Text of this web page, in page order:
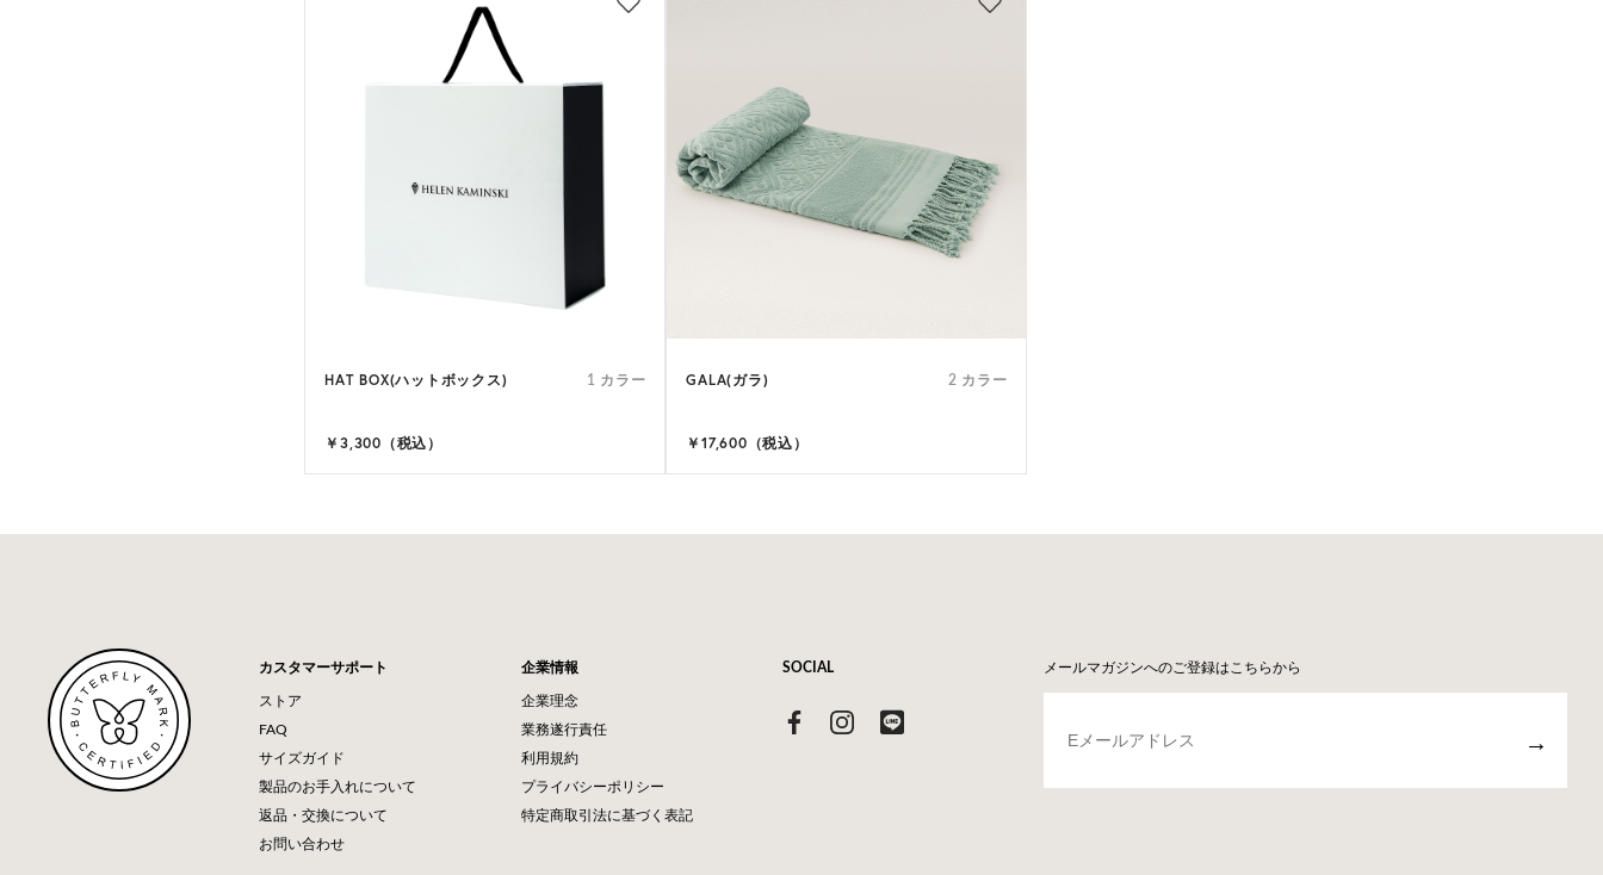
HAT BOX(ハットボックス) 1 カラー
￥3,300（税込）
GALA(ガラ) 2 カラー
￥17,600（税込）
メールマガジンへのご登録はこちらから
→
カスタマーサポート
ストア
FAQ
サイズガイド
製品のお手入れについて
返品・交換について
お問い合わせ
企業情報
企業理念
業務遂行責任
利用規約
プライバシーポリシー
特定商取引法に基づく表記
SOCIAL